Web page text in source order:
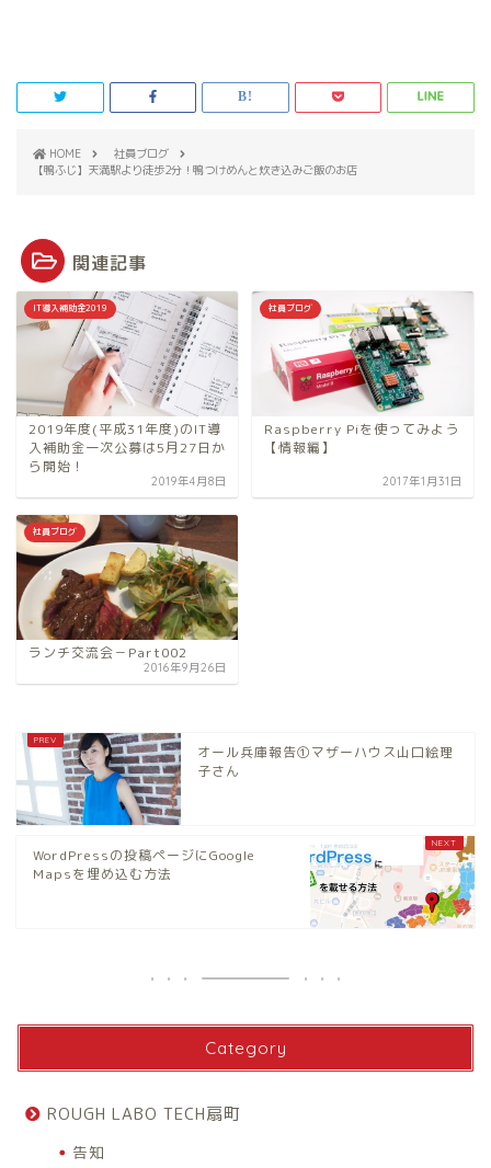
HOME
社員ブログ
【鴨ふじ】天満駅より徒歩2分！鴨つけめんと炊き込みご飯のお店
関連記事
IT導入補助金2019
2019年度(平成31年度)のIT導
入補助金一次公募は5月27日か
ら開始！
2019年4月8日
社員ブログ
Raspberry Piを使ってみよう
【情報編】
2017年1月31日
社員ブログ
ランチ交流会－Part002
2016年9月26日
オール兵庫報告①マザーハウス山口絵理
子さん
WordPressの投稿ページにGoogle
Mapsを埋め込む方法
Category
ROUGH LABO TECH扇町
告知